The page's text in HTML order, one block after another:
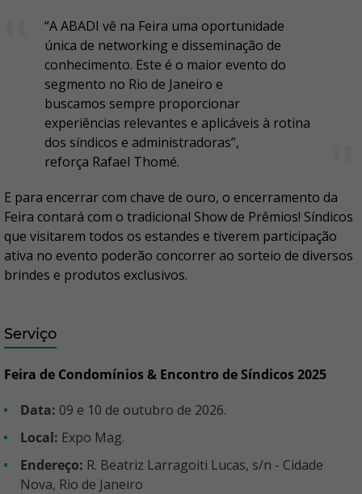
“A ABADI vê na Feira uma oportunidade
única de networking e disseminação de
conhecimento. Este é o maior evento do
segmento no Rio de Janeiro e
buscamos sempre proporcionar
experiências relevantes e aplicáveis à rotina
dos síndicos e administradoras”,
reforça Rafael Thomé.
E para encerrar com chave de ouro, o encerramento da
Feira contará com o tradicional Show de Prêmios! Síndicos
que visitarem todos os estandes e tiverem participação
ativa no evento poderão concorrer ao sorteio de diversos
brindes e produtos exclusivos.
Serviço
Feira de Condomínios & Encontro de Síndicos 2025
Data: 09 e 10 de outubro de 2026.
Local: Expo Mag.
Endereço: R. Beatriz Larragoiti Lucas, s/n - Cidade
Nova, Rio de Janeiro